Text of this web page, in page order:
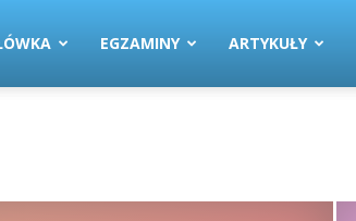
EGZAMINY ARTYKUŁY